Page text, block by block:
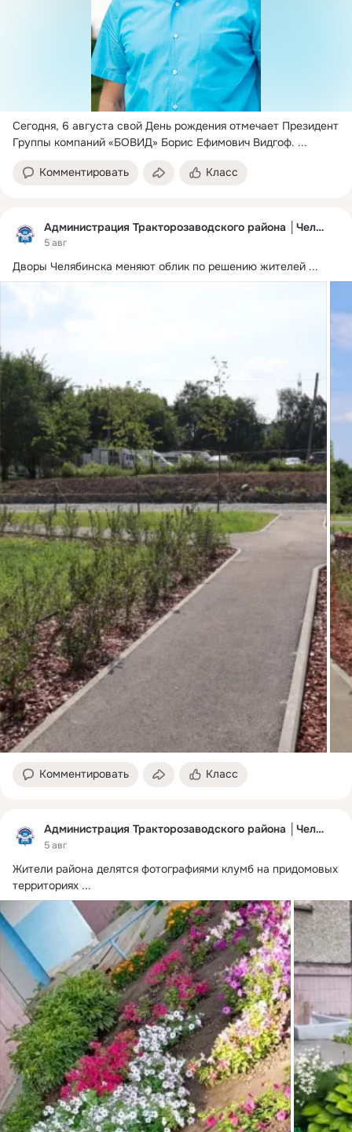
Сегодня, 6 августа свой День рождения отмечает Президент
Группы компаний «БОВИД» Борис Ефимович Видгоф. ...
Комментировать Класс
Администрация Тракторозаводского района │Челябинск
5 авг
Дворы Челябинска меняют облик по решению жителей ...
Комментировать Класс
Администрация Тракторозаводского района │Челябинск
5 авг
Жители района делятся фотографиями клумб на придомовых
территориях ...